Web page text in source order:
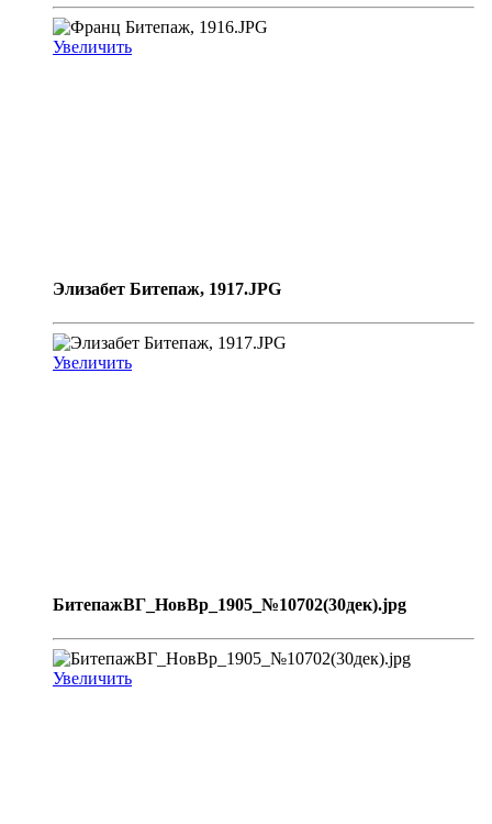
Увеличить
Элизабет Битепаж, 1917.JPG
Увеличить
БитепажВГ_НовВр_1905_№10702(30дек).jpg
Увеличить